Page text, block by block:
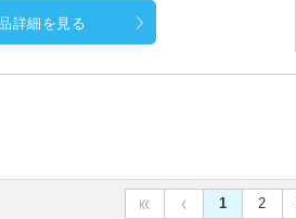
詳細を見る
1 2